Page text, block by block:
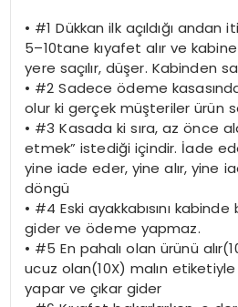
• #1 Dükkan ilk açıldığı andan
5–10tane kıyafet alır ve
yere saçılır, düşer. Kabinden
• #2 Sadece ödeme
olur ki gerçek müşteriler ürün
• #3 Kasada ki sıra, az önce
etmek” istediği içindir. İade
yine iade eder, yine alır, yine
döngü
• #4 Eski ayakkabısını kabinde
gider ve ödeme yapmaz.
• #5 En pahalı olan ürünü
ucuz olan(10X) malın
yapar ve çıkar gider